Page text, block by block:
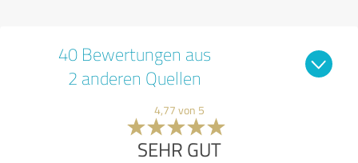
40 Bewertungen aus
2 anderen Quellen
4,77 von 5
SEHR GUT